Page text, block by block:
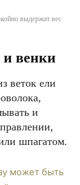
выдержат вес
венки
веток ели
и
шпагатом.